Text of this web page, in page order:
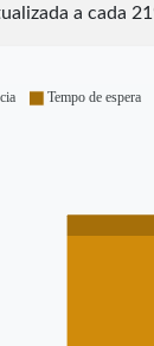
a cada
Tempo de espera